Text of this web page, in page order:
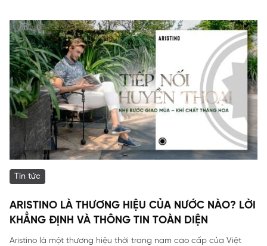
Tin tức
ARISTINO LÀ THƯƠNG HIỆU CỦA NƯỚC NÀO? LỜI
KHẲNG ĐỊNH VÀ THÔNG TIN TOÀN DIỆN
Aristino là một thương hiệu thời trang nam cao cấp của Việt